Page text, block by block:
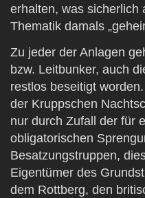
erhalten, was sicherlich
Thematik damals
Zu jeder der Anlagen
bzw. Leitbunker, auch
restlos beseitigt
der Kruppschen
nur durch Zufall der für
obligatorischen
Besatzungstruppen,
Eigentümer des
dem Rottberg, den